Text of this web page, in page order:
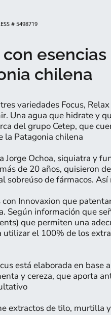
# 5498719
con
chilena
variedades Focus,
Una agua que hidrate y
del grupo Cetep, que
la Patagonia chilena
Jorge Ochoa, siquiatra y
de 20 años, quisieron
sobreúso de fármacos.
con Innovaxion que
Según información que
que permiten una
el 100% de los
está elaborada en
y cereza, que aporta
extractos de tilo, murtilla